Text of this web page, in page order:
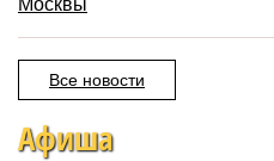
Москвы
Все новости
Афиша